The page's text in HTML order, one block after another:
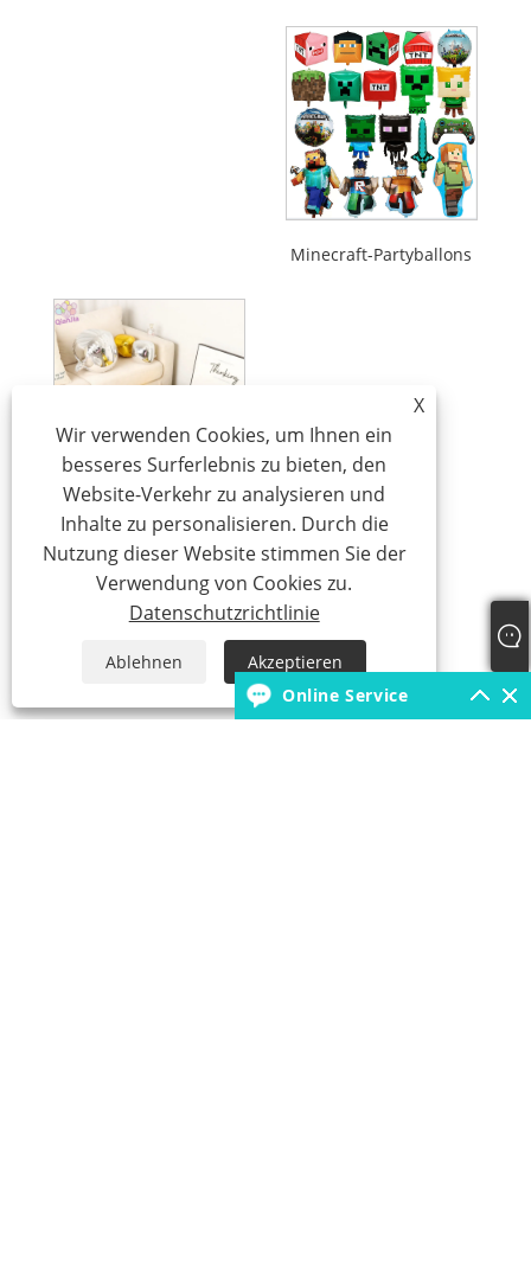
Minecraft-Partyballons
4D-Folienballons
X
Wir verwenden Cookies, um Ihnen ein
besseres Surferlebnis zu bieten, den
Website-Verkehr zu analysieren und
Inhalte zu personalisieren. Durch die
Nutzung dieser Website stimmen Sie der
Verwendung von Cookies zu.
Datenschutzrichtlinie
Ablehnen
Akzeptieren
Online Service